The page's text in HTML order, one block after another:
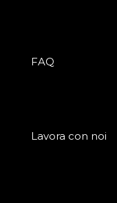
FAQ
Lavora con noi